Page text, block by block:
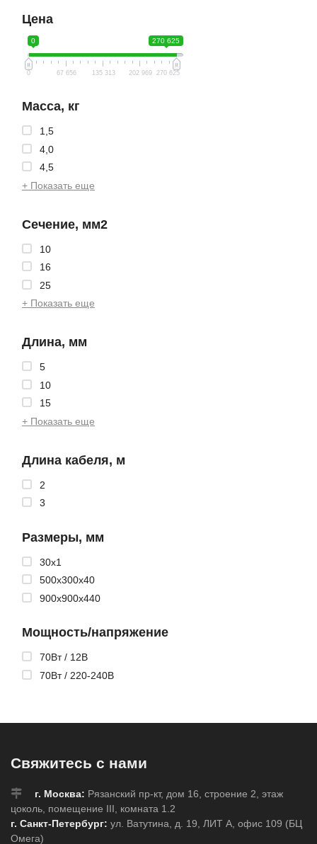
Цена
0 270 625
0 67 656 135 313 202 969 270 625
Масса, кг
1,5
4,0
4,5
+ Показать еще
Сечение, мм2
10
16
25
+ Показать еще
Длина, мм
5
10
15
+ Показать еще
Длина кабеля, м
2
3
Размеры, мм
30x1
500x300x40
900x900x440
Мощность/напряжение
70Вт / 12В
70Вт / 220-240В
Свяжитесь с нами
г. Москва: Рязанский пр-кт, дом 16, строение 2, этаж
цоколь, помещение III, комната 1.2
г. Санкт-Петербург: ул. Ватутина, д. 19, ЛИТ А, офис 109 (БЦ
Омега)